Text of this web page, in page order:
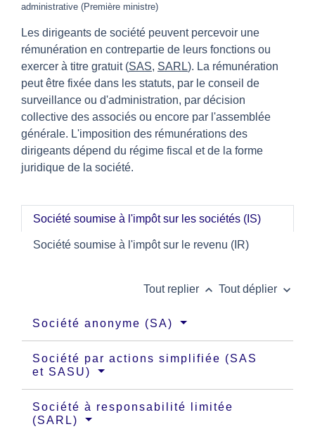
administrative (Première ministre)
Les dirigeants de société peuvent percevoir une
rémunération en contrepartie de leurs fonctions ou
exercer à titre gratuit (SAS, SARL). La rémunération
peut être fixée dans les statuts, par le conseil de
surveillance ou d'administration, par décision
collective des associés ou encore par l'assemblée
générale. L'imposition des rémunérations des
dirigeants dépend du régime fiscal et de la forme
juridique de la société.
Société soumise à l'impôt sur les sociétés (IS)
Société soumise à l'impôt sur le revenu (IR)
Tout replier keyboard_arrow_up Tout déplier keyboard_arrow_down
Société anonyme (SA)
Société par actions simplifiée (SAS
et SASU)
Société à responsabilité limitée
(SARL)